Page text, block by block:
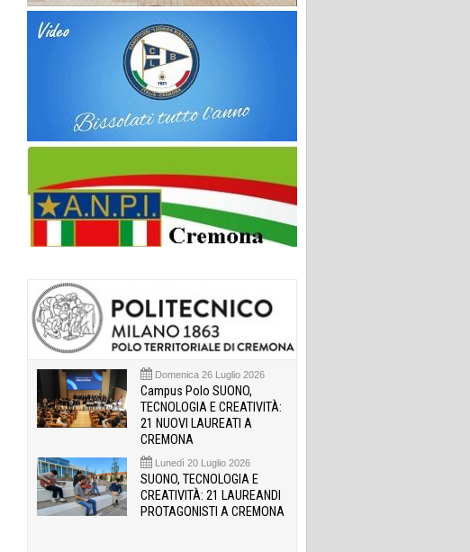
Domenica 26 Luglio 2026
Campus Polo SUONO,
TECNOLOGIA E CREATIVITÀ:
21 NUOVI LAUREATI A
CREMONA
Lunedì 20 Luglio 2026
SUONO, TECNOLOGIA E
CREATIVITÀ: 21 LAUREANDI
PROTAGONISTI A CREMONA